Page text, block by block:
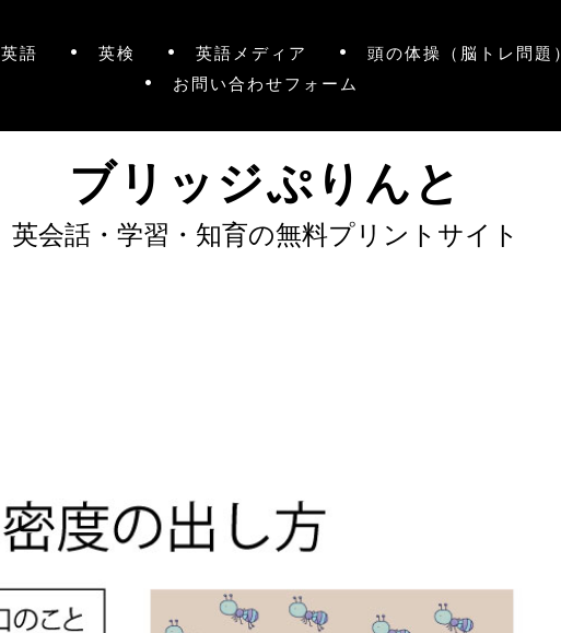
英語 英検 英語メディア 頭の体操（脳トレ問題）
お問い合わせフォーム
ブリッジぷりんと
英会話・学習・知育の無料プリントサイト